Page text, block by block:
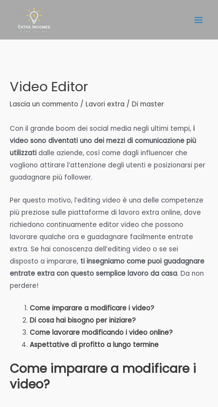
contenuto
Video Editor
Lascia un commento / Lavori extra / Di master
Con il grande boom dei social media negli ultimi tempi, i
video sono diventati uno dei mezzi di comunicazione più
utilizzati dalle aziende, così come dagli influencer che
vogliono attirare l’attenzione degli utenti e posizionarsi per
guadagnare più follower.
Per questo motivo, l’editing video è una delle competenze
più preziose sulle piattaforme di lavoro extra online, dove
richiedono continuamente editor video che possono
lavorare qualche ora e guadagnare facilmente entrate
extra. Se hai conoscenza dell’editing video o se sei
disposto a imparare, ti insegniamo come puoi guadagnare
entrate extra con questo semplice lavoro da casa. Da non
perdere!
Come imparare a modificare i video?
Di cosa hai bisogno per iniziare?
Come lavorare modificando i video online?
Aspettative di profitto a lungo termine
Come imparare a modificare i
video?